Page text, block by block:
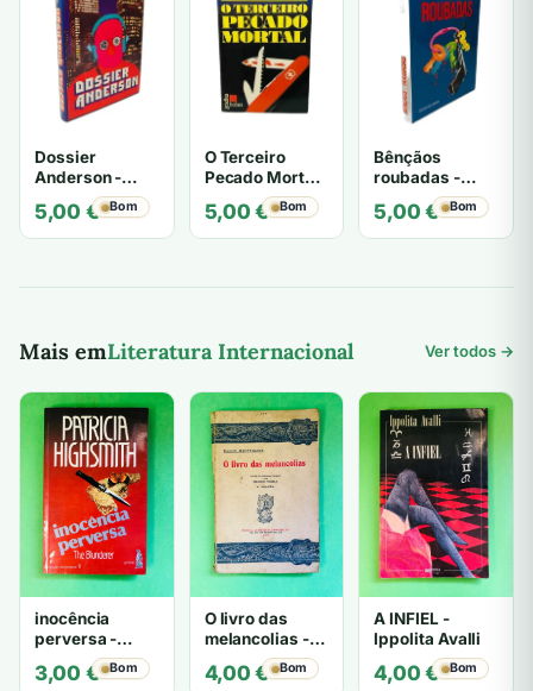
Dossier
Anderson -
Lawrence
Sanders
5,00 € Bom
O Terceiro
Pecado Mortal
- Lawrence
Sanders
5,00€ Bom
Bênçãos
roubadas -
Lawrence
Sanders
5,00€ Bom
Mais emLiteratura Internacional Ver todos →
inocência
perversa -
PATRICIA
HIGHSMITH
3,00 € Bom
O livro das
melancolias -
Mantegazza
4,00€ Bom
A INFIEL -
Ippolita Avalli
4,00€ Bom